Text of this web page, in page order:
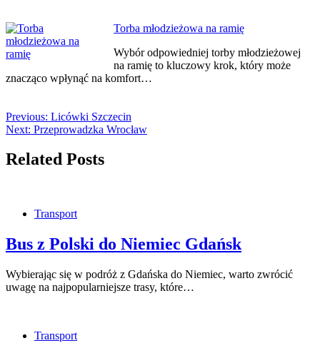
Torba młodzieżowa na ramię
Wybór odpowiedniej torby młodzieżowej
na ramię to kluczowy krok, który może
znacząco wpłynąć na komfort…
Previous: Licówki Szczecin
Next: Przeprowadzka Wrocław
Related Posts
Transport
Bus z Polski do Niemiec Gdańsk
Wybierając się w podróż z Gdańska do Niemiec, warto zwrócić
uwagę na najpopularniejsze trasy, które…
Transport